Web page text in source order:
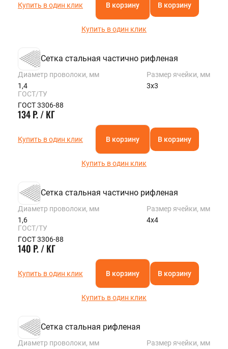
Купить в один клик В корзину В корзину
Купить в один клик
Сетка стальная частично рифленая
Диаметр проволоки, мм
1,4
Размер ячейки, мм
3х3
ГОСТ/ТУ
ГОСТ 3306-88
134 Р. / КГ
Купить в один клик В корзину В корзину
Купить в один клик
Сетка стальная частично рифленая
Диаметр проволоки, мм
1,6
Размер ячейки, мм
4х4
ГОСТ/ТУ
ГОСТ 3306-88
140 Р. / КГ
Купить в один клик В корзину В корзину
Купить в один клик
Сетка стальная рифленая
Диаметр проволоки, мм
Размер ячейки, мм